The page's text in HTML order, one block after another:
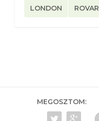
LONDON ROVAR
MEGOSZTOM: